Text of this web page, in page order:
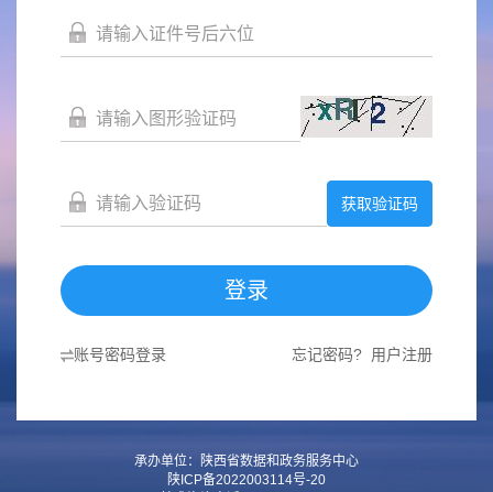
获取验证码
登录
账号密码登录 用户注册
忘记密码?
承办单位：陕西省数据和政务服务中心
陕ICP备2022003114号-20